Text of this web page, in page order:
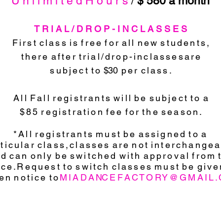
T R I A L / D R O P - I N C L A S S E S
F i r s t c l a s s i s f r e e f o r a l l n e w s t u d e n t s ,
t h e r e a f t e r t r i a l / d r o p - i n c l a s s e s a r e
s u b j e c t t o $30p e r c l a s s .
A l l F a l l r e g i s t r a n t s w i l l b e s u b j e c t t o a
$ 8 5 r e g i s t r a t i o n f e e f o r t h e s e a s o n .
* A l l r e g i s t r a n t s m u s t b e a s s i g n e d t o a
i c u l a r c l a s s , c l a s s e s a r e n o t i n t e r c h a n g e
c a n o n l y b e s w i t c h e d w i t h a p p r o v a l f r o m
c e . R e q u e s t t o s w i t c h c l a s s e s m u s t b e g i v e
n n o t i c e t oM I A D A NC E F A C T O R Y @ G M A I L .